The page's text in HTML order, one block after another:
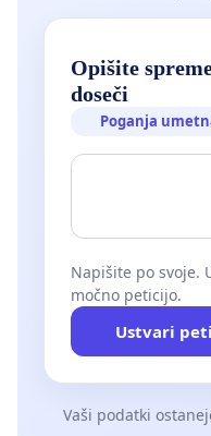
Opišite
doseči
Poganja
Napišite po svoje.
močno peticijo.
Ustvari
Vaši podatki